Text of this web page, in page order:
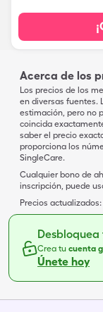
Acerca de los
Los precios de los
en diversas fuentes.
estimación, pero no
coincida
saber el precio
proporciona los
SingleCare.
Cualquier bono de
inscripción, puede
Precios actualizados:
Crea tu cuenta
Únete hoy